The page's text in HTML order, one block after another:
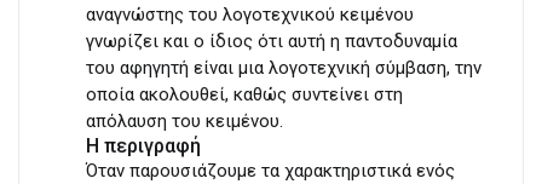
αναγνώστης του λογοτεχνικού κειμένου
γνωρίζει και ο ίδιος ότι αυτή η παντοδυναμία
του αφηγητή είναι μια λογοτεχνική σύμβαση, την
οποία ακολουθεί, καθώς συντείνει στη
απόλαυση του κειμένου.
Η περιγραφή
Όταν παρουσιάζουμε τα χαρακτηριστικά ενός